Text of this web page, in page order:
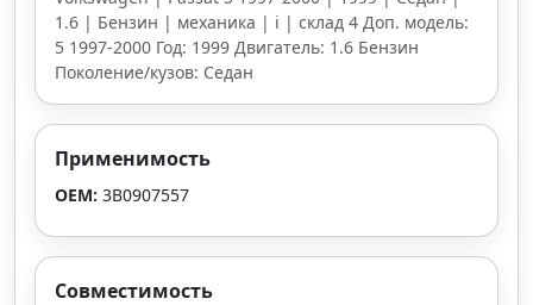
1.6 | Бензин | механика | i | склад 4 Доп. модель:
5 1997-2000 Год: 1999 Двигатель: 1.6 Бензин
Поколение/кузов: Седан
Применимость
OEM: 3B0907557
Совместимость